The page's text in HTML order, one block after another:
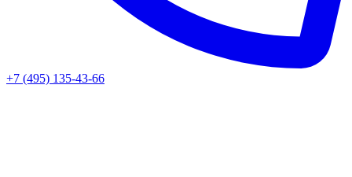
+7 (495) 135-43-66